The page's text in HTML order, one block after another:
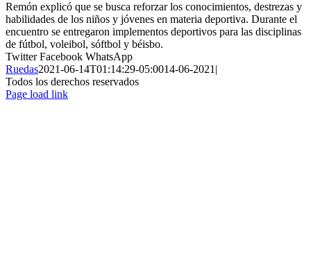
Remón explicó que se busca reforzar los conocimientos, destrezas y
habilidades de los niños y jóvenes en materia deportiva. Durante el
encuentro se entregaron implementos deportivos para las disciplinas
de fútbol, voleibol, sóftbol y béisbo.
TwitterFacebook WhatsApp
Ruedas2021-06-14T01:14:29-05:0014-06-2021|
Todos los derechos reservados
Page load link